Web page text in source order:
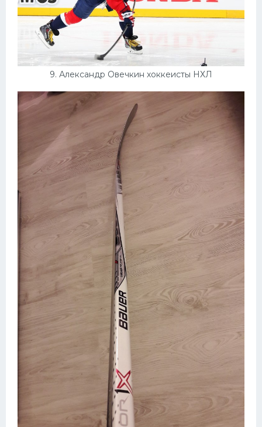
9. Александр Овечкин хоккеисты НХЛ